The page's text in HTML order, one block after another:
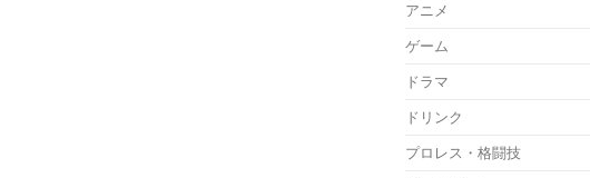
アニメ
ゲーム
ドラマ
ドリンク
プロレス・格闘技